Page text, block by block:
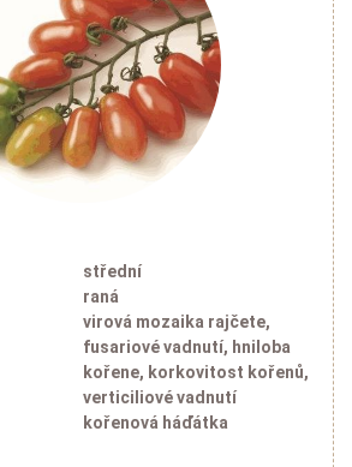
střední
raná
virová mozaika rajčete,
fusariové vadnutí, hniloba
kořene, korkovitost kořenů,
verticiliové vadnutí
kořenová háďátka